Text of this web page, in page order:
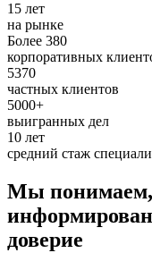
15 лет
на рынке
Более 380
корпоративных
5370
частных клиентов
5000+
выигранных дел
10 лет
средний стаж
Мы понимаем,
доверие